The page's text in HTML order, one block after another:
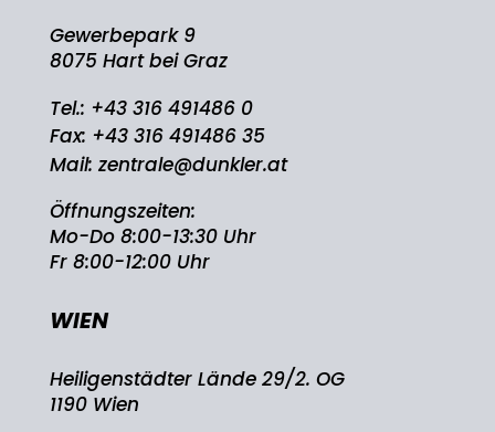
Gewerbepark 9
8075 Hart bei Graz
Tel.: +43 316 491486 0
Fax: +43 316 491486 35
Mail: zentrale@dunkler.at
Öffnungszeiten:
Mo-Do 8:00-13:30 Uhr
Fr 8:00-12:00 Uhr
WIEN
Heiligenstädter Lände 29/2. OG
1190 Wien